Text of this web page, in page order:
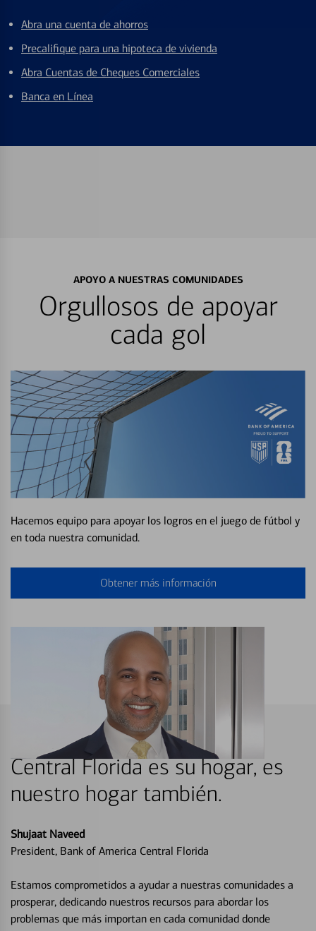
Abra una cuenta de ahorros
Precalifique para una hipoteca de vivienda
Abra Cuentas de Cheques Comerciales
Banca en Línea
APOYO A NUESTRAS COMUNIDADES
Orgullosos de apoyar
cada gol
Hacemos equipo para apoyar los logros en el juego de fútbol y
en toda nuestra comunidad.
Obtener más información
Central Florida es su hogar, es
nuestro hogar también.
Shujaat Naveed
President, Bank of America Central Florida
Estamos comprometidos a ayudar a nuestras comunidades a
prosperar, dedicando nuestros recursos para abordar los
problemas que más importan en cada comunidad donde